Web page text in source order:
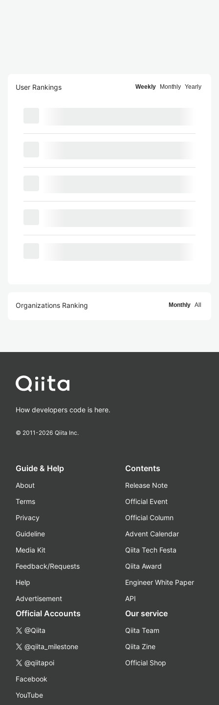
User Rankings Weekly Monthly Yearly
Organizations Ranking Monthly All
How developers code is here.
© 2011-2026 Qiita Inc.
Guide & Help
About
Terms
Privacy
Guideline
Media Kit
Feedback/Requests
Help
Advertisement
Contents
Release Note
Official Event
Official Column
Advent Calendar
Qiita Tech Festa
Qiita Award
Engineer White Paper
API
Official Accounts
@Qiita
@qiita_milestone
@qiitapoi
Facebook
YouTube
Our service
Qiita Team
Qiita Zine
Official Shop